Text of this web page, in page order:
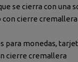
se cierra con una
con cierre cremallera
monedas,
cierre cremallera